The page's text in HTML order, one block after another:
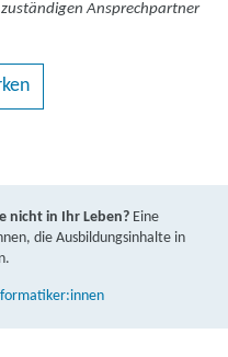
Ansprechpartner
nicht in Ihr Leben? Eine
die Ausbildungsinhalte in